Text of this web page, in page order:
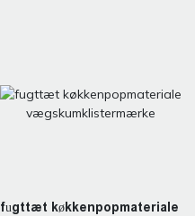
fugttæt køkkenpopmateriale